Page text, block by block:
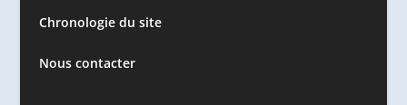
Chronologie du site
Nous contacter